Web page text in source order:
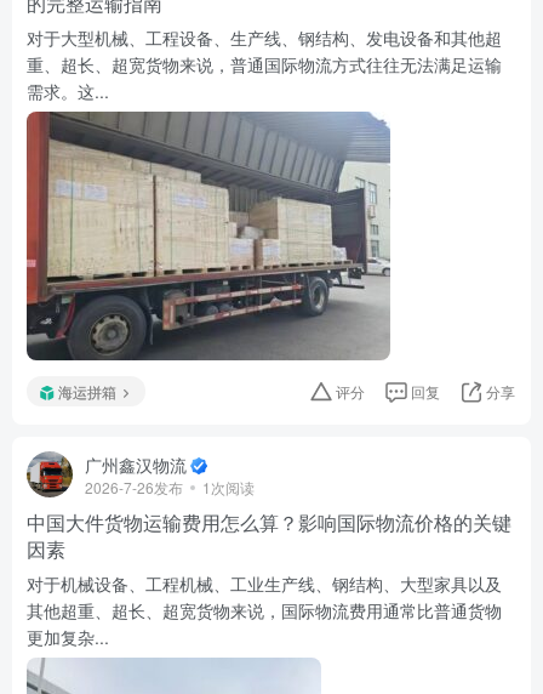
对于大型机械、工程设备、生产线、钢结构、发电设备和其他超
重、超长、超宽货物来说，普通国际物流方式往往无法满足运输
需求。这...
海运拼箱 评分 回复 分享
广州鑫汉物流
2026-7-26发布 1次阅读
中国大件货物运输费用怎么算？影响国际物流价格的关键
因素
对于机械设备、工程机械、工业生产线、钢结构、大型家具以及
其他超重、超长、超宽货物来说，国际物流费用通常比普通货物
更加复杂...